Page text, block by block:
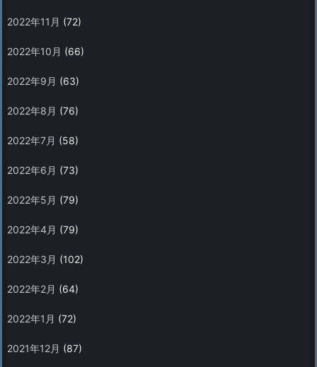
2022年11月 (72)
2022年10月 (66)
2022年9月 (63)
2022年8月 (76)
2022年7月 (58)
2022年6月 (73)
2022年5月 (79)
2022年4月 (79)
2022年3月 (102)
2022年2月 (64)
2022年1月 (72)
2021年12月 (87)